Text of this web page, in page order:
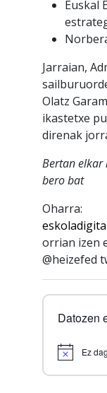
Euskal
Jarraian,
Olatz
ikastetxe
direnak
Bertan elkar
bero bat
Oharra:
orrian izen
@heizefed
Datozen
Notice Ez